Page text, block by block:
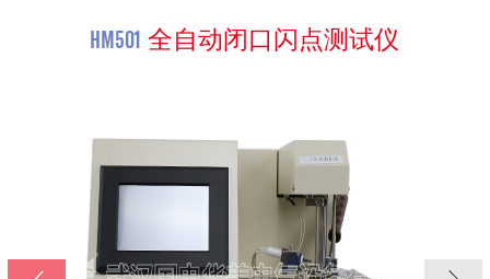
HM501 全自动闭口闪点测试仪